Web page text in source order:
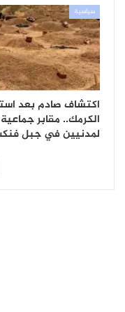
سياسية
اكتشاف صادم بعد
الكرمك.. مقابر جماعية
لمدنيين في جبل